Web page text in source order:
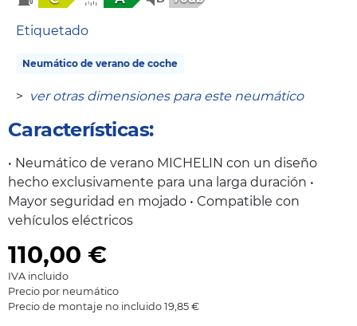
Etiquetado
Neumático de verano de coche
> ver otras dimensiones para este neumático
Características:
• Neumático de verano MICHELIN con un diseño
hecho exclusivamente para una larga duración •
Mayor seguridad en mojado • Compatible con
vehículos eléctricos
110,00 €
IVA incluido
Precio por neumático
Precio de montaje no incluido 19,85 €